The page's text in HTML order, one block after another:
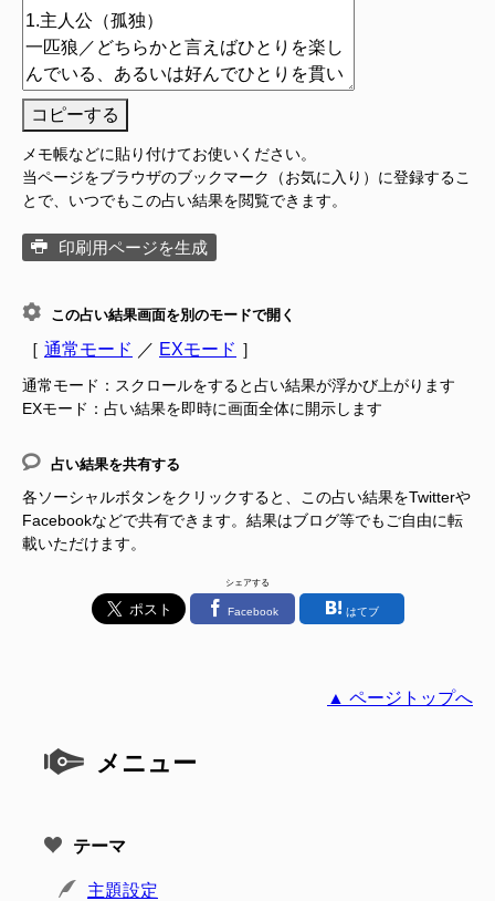
コピーする
メモ帳などに貼り付けてお使いください。
当ページをブラウザのブックマーク（お気に入り）に登録するこ
とで、いつでもこの占い結果を閲覧できます。
印刷用ページを生成
この占い結果画面を別のモードで開く
［ 通常モード ／ EXモード ］
通常モード：スクロールをすると占い結果が浮かび上がります
EXモード：占い結果を即時に画面全体に開示します
占い結果を共有する
各ソーシャルボタンをクリックすると、この占い結果をTwitterや
Facebookなどで共有できます。結果はブログ等でもご自由に転
載いただけます。
シェアする
Facebook はてブ
▲ ページトップへ
メニュー
テーマ
主題設定